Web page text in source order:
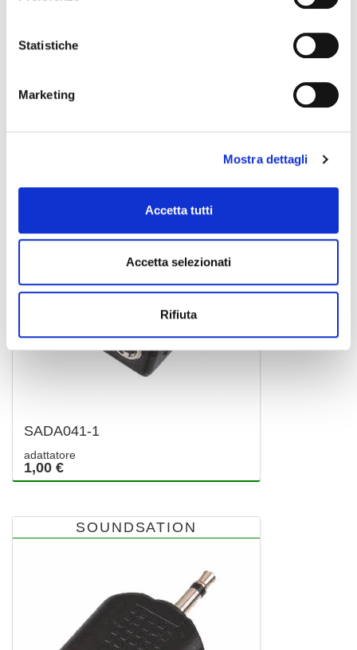
Statistiche
Marketing
Mostra dettagli
Accetta tutti
Accetta selezionati
Rifiuta
1,00 €
SADA041-1
adattatore
1,00 €
SOUNDSATION